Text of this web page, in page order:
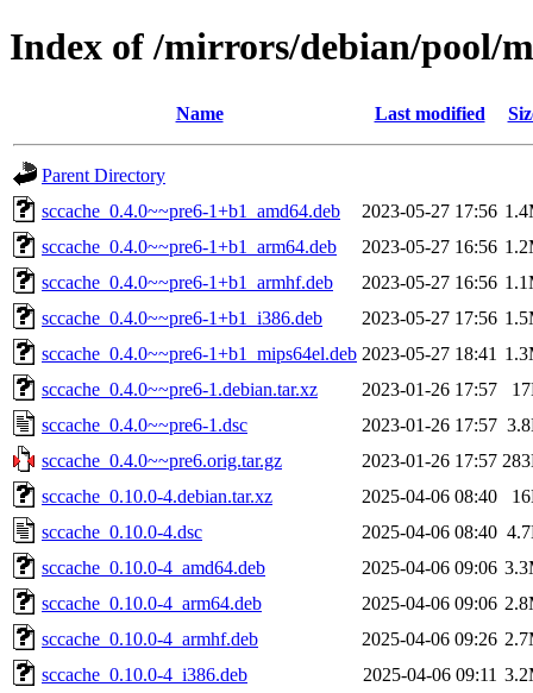
Index of /mirrors/debian/pool/
Name Last modified
Parent Directory
sccache_0.4.0~~pre6-1+b1_amd64.deb
2023-05-27 17:56
sccache_0.4.0~~pre6-1+b1_arm64.deb
2023-05-27 16:56
sccache_0.4.0~~pre6-1+b1_armhf.deb
2023-05-27 16:56
sccache_0.4.0~~pre6-1+b1_i386.deb
2023-05-27 17:56
sccache_0.4.0~~pre6-1+b1_mips64el.deb 2023-05-27 18:41
sccache_0.4.0~~pre6-1.debian.tar.xz
2023-01-26 17:57
sccache_0.4.0~~pre6-1.dsc
2023-01-26 17:57
sccache_0.4.0~~pre6.orig.tar.gz
2023-01-26 17:57
sccache_0.10.0-4.debian.tar.xz
2025-04-06 08:40
sccache_0.10.0-4.dsc
2025-04-06 08:40
sccache_0.10.0-4_amd64.deb
2025-04-06 09:06
sccache_0.10.0-4_arm64.deb
2025-04-06 09:06
sccache_0.10.0-4_armhf.deb
2025-04-06 09:26
sccache_0.10.0-4_i386.deb
2025-04-06 09:11